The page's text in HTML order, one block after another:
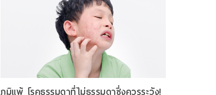
ภูมิแพ้ โรคธรรมดาที่ไม่ธรรมดาซึ่งควรระวัง!